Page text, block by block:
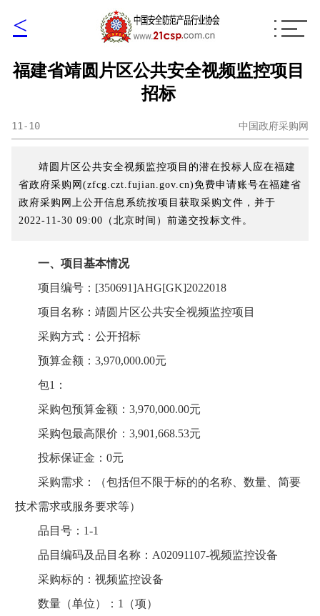
<
福建省靖圆片区公共安全视频监控项目
招标
11-10 中国政府采购网
靖圆片区公共安全视频监控项目的潜在投标人应在福建
省政府采购网(zfcg.czt.fujian.gov.cn)免费申请账号在福建省
政府采购网上公开信息系统按项目获取采购文件，并于
2022-11-30 09:00（北京时间）前递交投标文件。
一、项目基本情况
项目编号：[350691]AHG[GK]2022018
项目名称：靖圆片区公共安全视频监控项目
采购方式：公开招标
预算金额：3,970,000.00元
包1：
采购包预算金额：3,970,000.00元
采购包最高限价：3,901,668.53元
投标保证金：0元
采购需求：（包括但不限于标的的名称、数量、简要
技术需求或服务要求等）
品目号：1-1
品目编码及品目名称：A02091107-视频监控设备
采购标的：视频监控设备
数量（单位）：1（项）